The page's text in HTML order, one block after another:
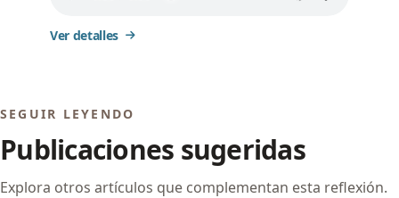
Ver detalles
SEGUIR LEYENDO
Publicaciones sugeridas
Explora otros artículos que complementan esta reflexión.